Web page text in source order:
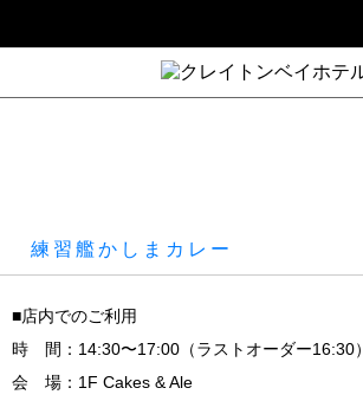
練習艦かしまカレー
■店内でのご利用
時 間：14:30〜17:00（ラストオーダー16:30）
会 場：1F Cakes & Ale